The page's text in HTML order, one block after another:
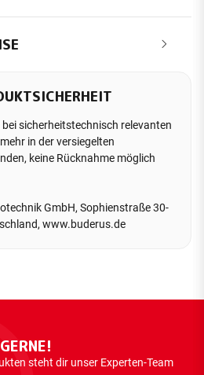
sicherheitstechnisch relevanten
in der versiegelten
keine Rücknahme möglich
GmbH, Sophienstraße 30-
www.buderus.de
steht dir unser Experten-Team